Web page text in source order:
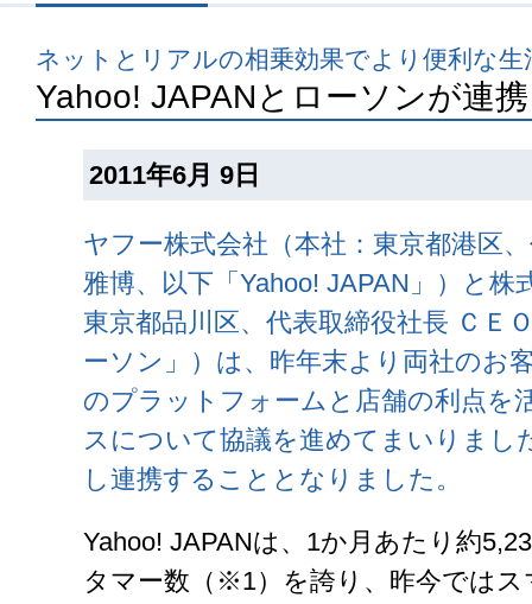
ネットとリアルの相乗効果でより便利な生
Yahoo! JAPANとローソンが連携
2011年6月 9日
ヤフー株式会社（本社：東京都港区
雅博、以下「Yahoo! JAPAN」）と株
東京都品川区、代表取締役社長 ＣＥ
ーソン」）は、昨年末より両社のお
のプラットフォームと店舗の利点を
スについて協議を進めてまいりまし
し連携することとなりました。
Yahoo! JAPANは、1か月あたり約
タマー数（※1）を誇り、昨今ではス